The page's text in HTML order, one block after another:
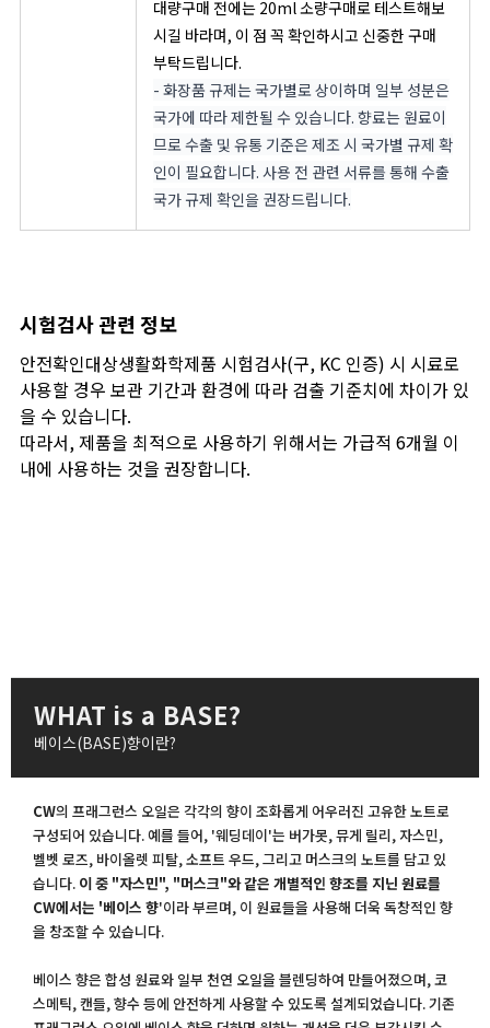
대량구매 전에는 20ml 소량구매로 테스트해보
시길 바라며, 이 점 꼭 확인하시고 신중한 구매
부탁드립니다.
- 화장품 규제는 국가별로 상이하며 일부 성분은
국가에 따라 제한될 수 있습니다. 향료는 원료이
므로 수출 및 유통 기준은 제조 시 국가별 규제 확
인이 필요합니다. 사용 전 관련 서류를 통해 수출
국가 규제 확인을 권장드립니다.
시험검사 관련 정보
안전확인대상생활화학제품 시험검사(구, KC 인증) 시 시료로
사용할 경우 보관 기간과 환경에 따라 검출 기준치에 차이가 있
을 수 있습니다.
따라서, 제품을 최적으로 사용하기 위해서는 가급적 6개월 이
내에 사용하는 것을 권장합니다.
WHAT is a BASE?
베이스(BASE)향이란?
CW의 프래그런스 오일은 각각의 향이 조화롭게 어우러진 고유한 노트로
구성되어 있습니다. 예를 들어, '웨딩데이'는 버가못, 뮤게 릴리, 자스민,
벨벳 로즈, 바이올렛 피탈, 소프트 우드, 그리고 머스크의 노트를 담고 있
습니다. 이 중 "자스민", "머스크"와 같은 개별적인 향조를 지닌 원료를
CW에서는 '베이스 향'이라 부르며, 이 원료들을 사용해 더욱 독창적인 향
을 창조할 수 있습니다.
베이스 향은 합성 원료와 일부 천연 오일을 블렌딩하여 만들어졌으며, 코
스메틱, 캔들, 향수 등에 안전하게 사용할 수 있도록 설계되었습니다. 기존